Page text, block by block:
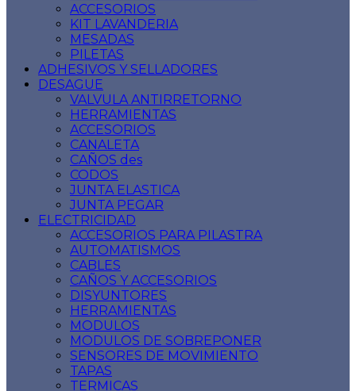
ACCESORIOS
KIT LAVANDERIA
MESADAS
PILETAS
ADHESIVOS Y SELLADORES
DESAGUE
VALVULA ANTIRRETORNO
HERRAMIENTAS
ACCESORIOS
CANALETA
CAÑOS des
CODOS
JUNTA ELASTICA
JUNTA PEGAR
ELECTRICIDAD
ACCESORIOS PARA PILASTRA
AUTOMATISMOS
CABLES
CAÑOS Y ACCESORIOS
DISYUNTORES
HERRAMIENTAS
MODULOS
MODULOS DE SOBREPONER
SENSORES DE MOVIMIENTO
TAPAS
TERMICAS